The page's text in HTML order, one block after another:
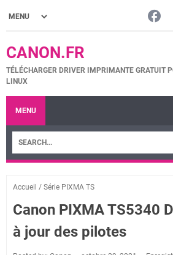
CANON.FR
TÉLÉCHARGER DRIVER IMPRIMANTE GRATUIT
LINUX
MENU
Accueil / Série PIXMA TS
Canon PIXMA TS5340
à jour des pilotes